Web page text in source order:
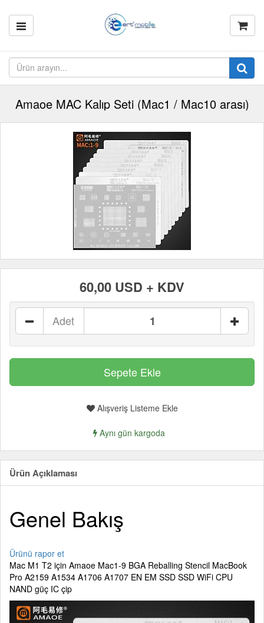
Amaoe MAC Kalıp Seti (Mac1 / Mac10 arası)
60,00 USD + KDV
Adet
Alışveriş Listeme Ekle
Aynı gün kargoda
Ürün Açıklaması
Genel Bakış
Ürünü rapor et
Mac M1 T2 için Amaoe Mac1-9 BGA Reballing Stencil MacBook
Pro A2159 A1534 A1706 A1707 EN EM SSD SSD WiFi CPU
NAND güç IC çip